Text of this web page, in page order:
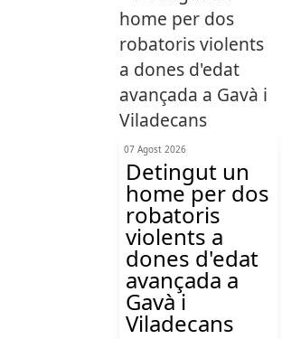
07 Agost 2026
Detingut un
home per dos
robatoris
violents a
dones d'edat
avançada a
Gavà i
Viladecans